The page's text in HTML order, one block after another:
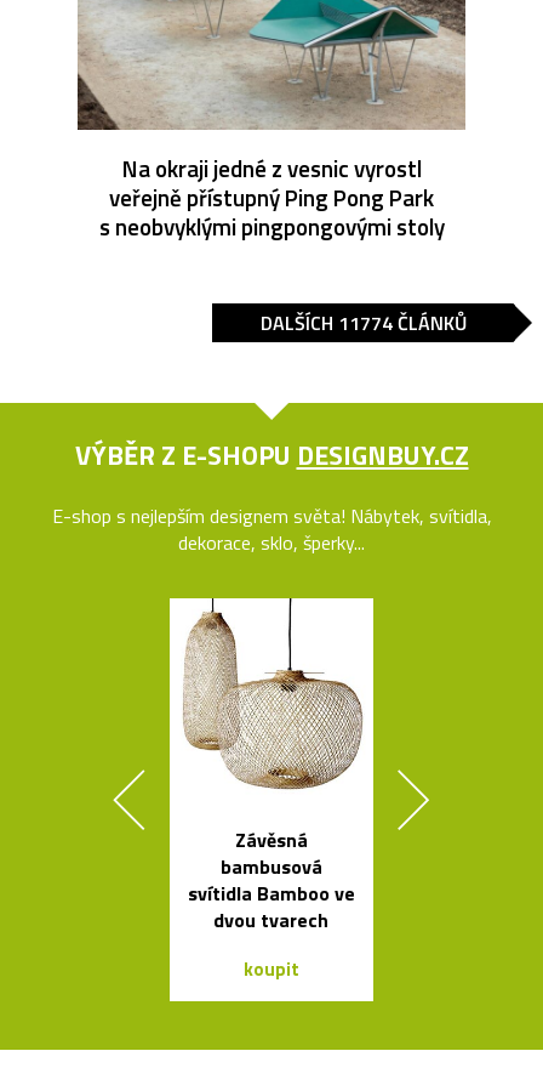
Na okraji jedné z vesnic vyrostl
veřejně přístupný Ping Pong Park
s neobvyklými pingpongovými stoly
DALŠÍCH 11774 ČLÁNKŮ
VÝBĚR Z E-SHOPU DESIGNBUY.CZ
E-shop s nejlepším designem světa! Nábytek, svítidla,
dekorace, sklo, šperky...
Závěsná
bambusová
svítidla Bamboo ve
dvou tvarech
koupit